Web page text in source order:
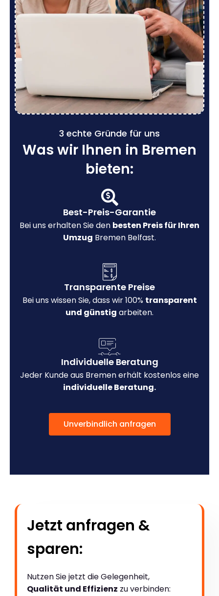
3 echte Gründe für uns
Was wir Ihnen in Bremen
bieten:
Best-Preis-Garantie
Bei uns erhalten Sie den besten Preis für Ihren
Umzug Bremen Belfast.
Transparente Preise
Bei uns wissen Sie, dass wir 100% transparent
und günstig arbeiten.
Individuelle Beratung
Jeder Kunde aus Bremen erhält kostenlos eine
individuelle Beratung.
Unverbindlich anfragen
Jetzt anfragen &
sparen:
Nutzen Sie jetzt die Gelegenheit,
Qualität und Effizienz zu verbinden: